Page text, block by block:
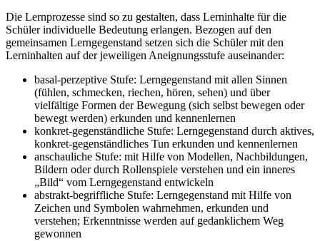
Die Lernprozesse sind so zu gestalten, dass Lerninhalte für die
Schüler individuelle Bedeutung erlangen. Bezogen auf den
gemeinsamen Lerngegenstand setzen sich die Schüler mit den
Lerninhalten auf der jeweiligen Aneignungsstufe auseinander:
basal-perzeptive Stufe: Lerngegenstand mit allen Sinnen
(fühlen, schmecken, riechen, hören, sehen) und über
vielfältige Formen der Bewegung (sich selbst bewegen oder
bewegt werden) erkunden und kennenlernen
konkret-gegenständliche Stufe: Lerngegenstand durch aktives,
konkret-gegenständliches Tun erkunden und kennenlernen
anschauliche Stufe: mit Hilfe von Modellen, Nachbildungen,
Bildern oder durch Rollenspiele verstehen und ein inneres
„Bild“ vom Lerngegenstand entwickeln
abstrakt-begriffliche Stufe: Lerngegenstand mit Hilfe von
Zeichen und Symbolen wahrnehmen, erkunden und
verstehen; Erkenntnisse werden auf gedanklichem Weg
gewonnen